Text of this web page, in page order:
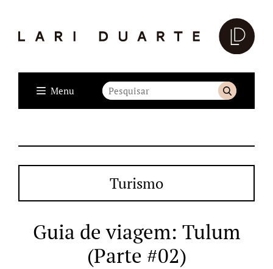
Menu
Turismo
Guia de viagem: Tulum
(Parte #02)